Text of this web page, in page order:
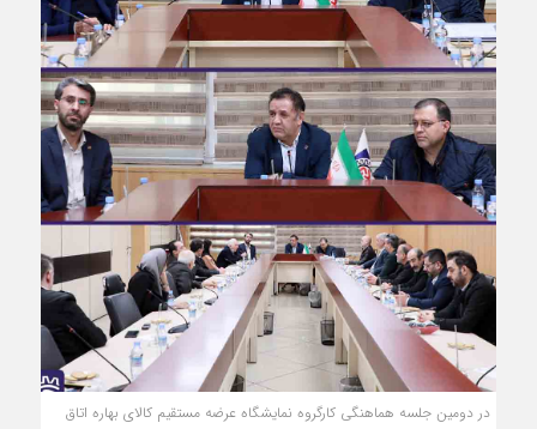
در دومین جلسه هماهنگی کارگروه نمایشگاه عرضه مستقیم کالای بهاره اتاق